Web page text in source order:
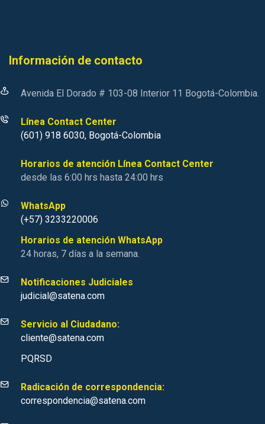
Información de contacto
Avenida El Dorado # 103-08 Interior 11 Bogotá-Colombia.
Línea Contact Center
(601) 918 6030, Bogotá-Colombia
Horarios de atención Línea Contact Center
desde las 6:00 hrs hasta 24:00 hrs
WhatsApp
(+57) 3233220006
Horarios de atención WhatsApp
24 horas, 7 días a la semana.
Notificaciones Judiciales
judicial@satena.com
Servicio al Ciudadano:
cliente@satena.com
PQRSD
Radicación de correspondencia:
correspondencia@satena.com